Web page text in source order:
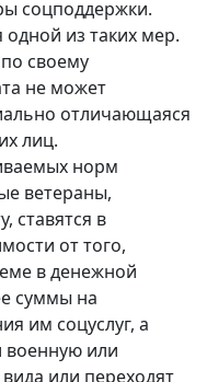
соцподдержки.
из таких мер.
своему
не может
отличающаяся
лиц.
норм
ветераны,
ставятся в
от того,
в денежной
суммы на
им соцуслуг, а
военную или
или переходят